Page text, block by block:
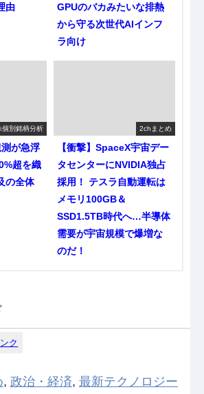
由
GPUのバカみたいな排熱
から守る次世代AIインフ
ラ向け
個別銘柄分析
が急浮
超を織
の全体
2chまとめ
【衝撃】SpaceX宇宙デー
タセンターにNVIDIA独占
採用！ テスラ自動運転は
メモリ100GB＆
SSD1.5TB時代へ…半導体
需要が宇宙規模で爆増な
のだ！
ク
, 政治・経済, 最新テクノロジー